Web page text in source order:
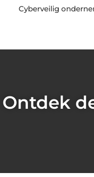
Cyberveilig
Ontdek